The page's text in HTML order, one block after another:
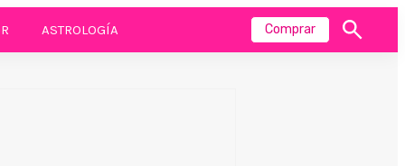
ASTROLOGÍA Comprar
Mostrar